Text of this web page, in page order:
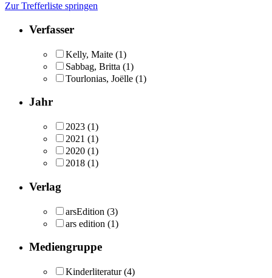
Zur Trefferliste springen
Verfasser
Kelly, Maite (1)
Sabbag, Britta (1)
Tourlonias, Joëlle (1)
Jahr
2023 (1)
2021 (1)
2020 (1)
2018 (1)
Verlag
arsEdition (3)
ars edition (1)
Mediengruppe
Kinderliteratur (4)